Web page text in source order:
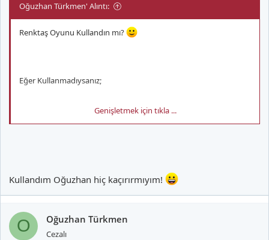
Oğuzhan Türkmen' Alıntı:
Renktaş Oyunu Kullandın mı?
Eğer Kullanmadıysanız;
Genişletmek için tıkla ...
Kullandım Oğuzhan hiç kaçırırmıyım!
O Oğuzhan Türkmen
Cezalı